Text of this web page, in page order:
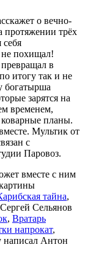
о вечно-
протяжении трёх
себя
не похищал!
в
итогу так и не
богатырша
зарятся на
временем,
коварные планы.
Мультик от
с
Паровоз.
вместе с ним
тайна,
Сельянов
, Вратарь
напрокат,
Антон